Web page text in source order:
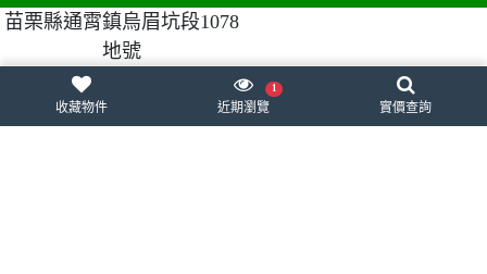
苗栗縣通霄鎮烏眉坑段1078
地號
收藏物件 近期瀏覽
1
實價查詢
使用條款
隱私權政策 問題回報
988house房屋網
988house售屋網
988house實價登錄
股代網-股東會紀念品